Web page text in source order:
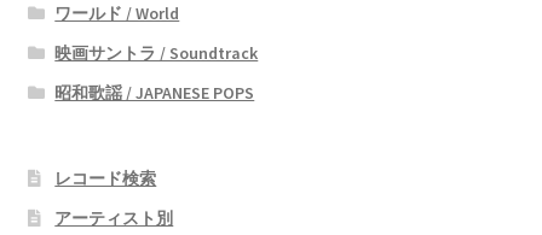
ワールド / World
映画サントラ / Soundtrack
昭和歌謡 / JAPANESE POPS
レコード検索
アーティスト別